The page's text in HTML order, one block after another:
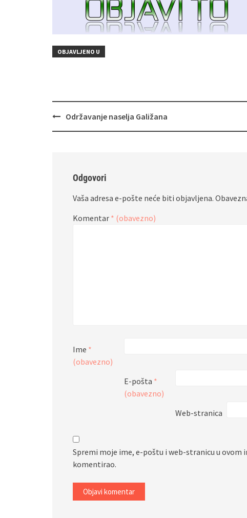
OBJAVLJENO U
Navigacija
Održavanje naselja Galižana
Odgovori
Vaša adresa e-pošte neće biti objavljena.
Komentar * (obavezno)
Ime *
(obavezno)
E-pošta *
(obavezno)
Web-stranica
Spremi moje ime, e-poštu i web-stranicu u
komentirao.